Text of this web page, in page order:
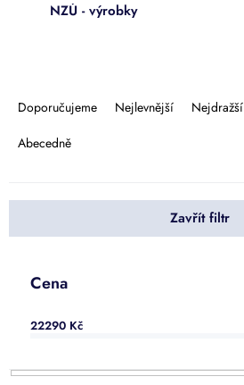
NZÚ - výrobky
p
o
Doporučujeme Nejlevnější Nejdražší
Abecedně
Zavřít filtr
Cena
22290 Kč